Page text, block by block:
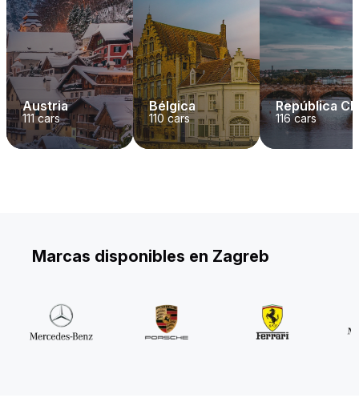
Austria
111cars
Bélgica
110 cars
República
116cars
Marcas disponibles en Zagreb